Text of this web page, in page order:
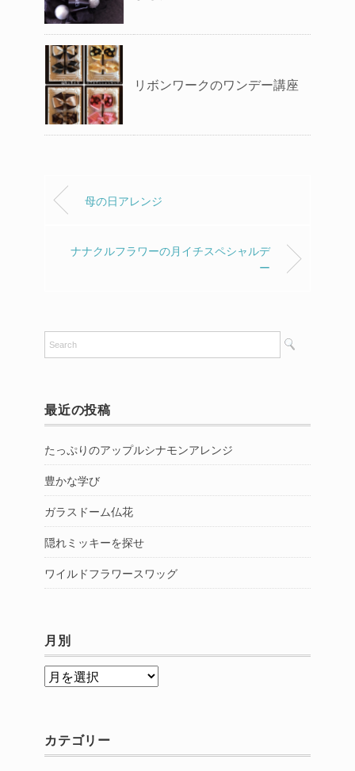
リボンワークのワンデー講座
母の日アレンジ
ナナクルフラワーの月イチスペシャルデ
ー
最近の投稿
たっぷりのアップルシナモンアレンジ
豊かな学び
ガラスドーム仏花
隠れミッキーを探せ
ワイルドフラワースワッグ
月別
月
カテゴリー